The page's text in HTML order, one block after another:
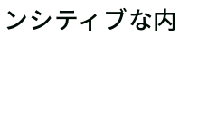
シティブな内